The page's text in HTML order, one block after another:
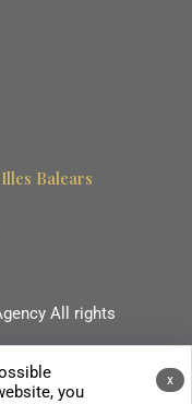
Balears
All rights
x
you